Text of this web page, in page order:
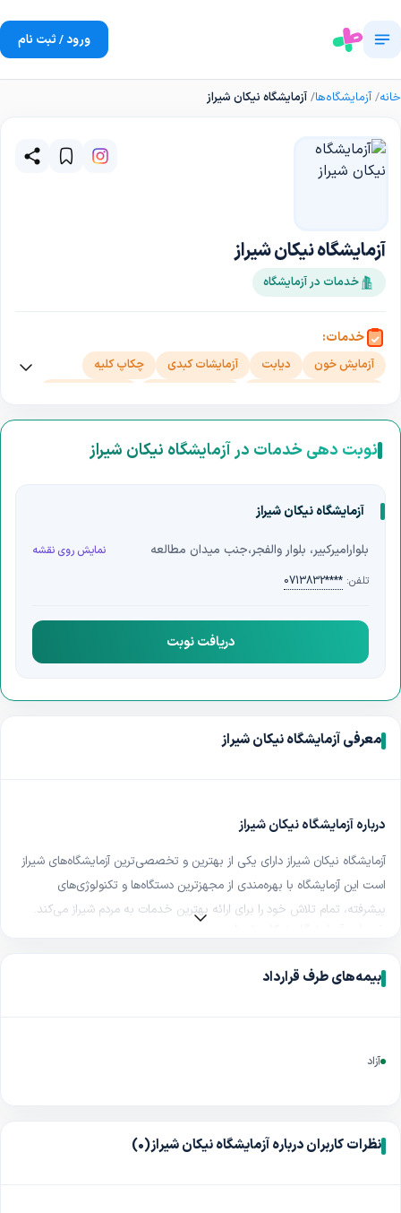
ورود / ثبت نام
خانه آزمایشگاه‌ها آزمایشگاه نیکان شیراز
آزمایشگاه نیکان شیراز
خدمات در آزمایشگاه
خدمات:
آزمایش خون دیابت آزمایشات کبدی
چکاپ کلیه
تست ادرار
تیروئید چکاپ زنان چکاپ مردان
پاپ اسمیر
آزمایش HPV
نوبت دهی خدمات در آزمایشگاه نیکان شیراز
آزمایشگاه نیکان شیراز
بلوارامیرکبیر، بلوار والفجر،جنب میدان مطالعه
نمایش روی نقشه
تلفن: 0713832****
دریافت نوبت
معرفی آزمایشگاه نیکان شیراز
درباره آزمایشگاه نیکان شیراز
آزمایشگاه نیکان شیراز دارای یکی از بهترین و تخصصی‌ترین آزمایشگاه‌های شیراز
است این آزمایشگاه با بهره‌مندی از مجهزترین دستگاه‌ها و تکنولوژی‌های
پیشرفته، تمام تلاش خود را برای ارائه بهترین خدمات به مردم شیراز می‌کند.
خدمات آزمایشگاه نیکان شیراز آزمایش خون، دیابت، آزمایشات کبدی، چکاپ
کلیه، بیماری های مقاربتی
طرف قرارداد با عموم بیمه‌های درمانی است
نیکان شیراز، در سایت طبیب یاب از نزدیک ترین نوبت خالی آزمایشگاه مطلع
بیمه‌های طرف قرارداد
آزاد
نظرات کاربران درباره آزمایشگاه نیکان شیراز(0)